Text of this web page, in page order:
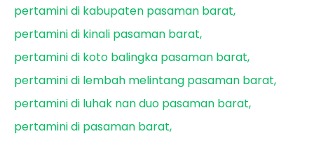
pertamini di kabupaten pasaman barat
pertamini di kinali pasaman barat
pertamini di koto balingka pasaman barat
pertamini di lembah melintang pasaman barat
pertamini di luhak nan duo pasaman barat
pertamini di pasaman barat